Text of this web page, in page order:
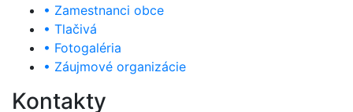
• Zamestnanci obce
• Tlačivá
• Fotogaléria
• Záujmové organizácie
Kontakty